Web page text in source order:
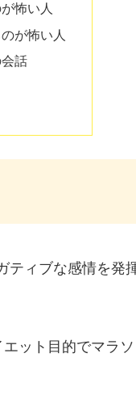
怖い人
が怖い人
話
ィブな感情を発
ット目的でマラ